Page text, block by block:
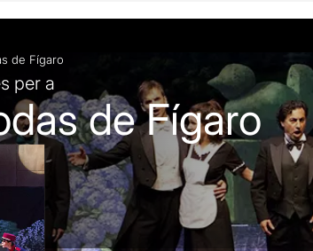
de Fígaro
per a
de Fígaro